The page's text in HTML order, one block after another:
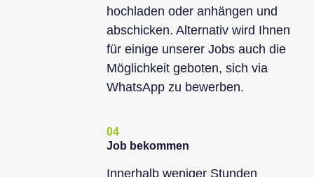
hochladen oder anhängen und
abschicken. Alternativ wird Ihnen
für einige unserer Jobs auch die
Möglichkeit geboten, sich via
WhatsApp zu bewerben.
04
Job bekommen
Innerhalb weniger Stunden